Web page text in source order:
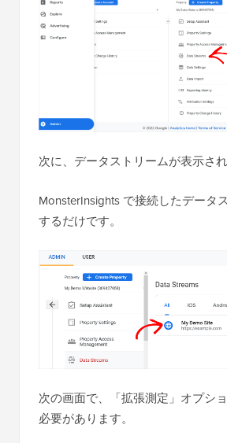
次に、データストリームが表示され
MonsterInsights で接続したデータ
するだけです。
次の画面で、「拡張測定」オプシ
必要があります。